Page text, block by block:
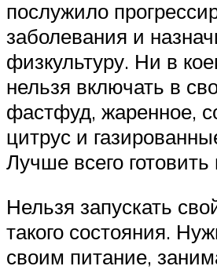
послужило
заболевания и
физкультуру. Ни в
нельзя включать в
фастфуд, жаренное,
цитрус и
Лучше всего
Нельзя запускать
такого состояния.
своим питание,